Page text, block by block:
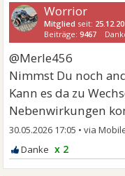
Worrior
Mitglied seit:
Beiträge:9467
@Merle456
Nimmst Du noch
Kann es da zu
Nebenwirkungen
30.05.2026 17:05 •
x 2